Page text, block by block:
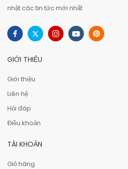
nhật các tin tức mới nhất
GIỚI THIỆU
Giới thiệu
Liên hệ
Hỏi đáp
Điều khoản
TÀI KHOẢN
Giỏ hàng